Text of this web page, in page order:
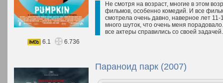
Не смотря на возраст, многие в этом
фильмов, особенно комедий. И все
смотрела очень давно, наверное лет
много шуток, что очень меня
все актеры справились со своей
6.1
6.736
Параноид парк (2007)